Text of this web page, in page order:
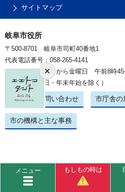
メニュー もしもの時は
サイトマップ
岐阜市役所
〒500-8701 岐阜市司町40番地1
代表電話番号：058-265-4141
開庁時間：月曜日から金曜日 午前8時
曜・日曜・祝日・年末年始を除く）
ご意見・お問い合わせ 市庁舎の
市の機構と主な事務